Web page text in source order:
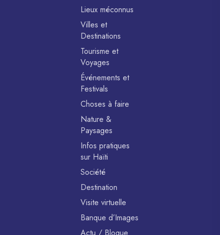
Lieux méconnus
Villes et
Destinations
Tourisme et
Voyages
Événements et
Festivals
Choses à faire
Nature &
Paysages
Infos pratiques
sur Haïti
Société
Destination
Visite virtuelle
Banque d’Images